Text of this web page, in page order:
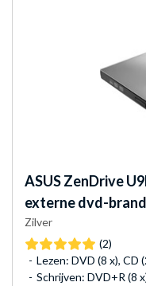
ASUSZenDrive
externe dvd-
Zilver
(2)
Lezen: DVD (8 x), CD
Schrijven: DVD+R (8